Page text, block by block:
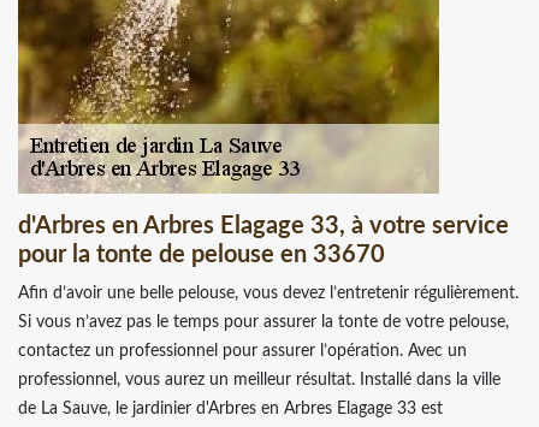
d'Arbres en Arbres Elagage 33, à votre service
pour la tonte de pelouse en 33670
Afin d’avoir une belle pelouse, vous devez l’entretenir régulièrement.
Si vous n’avez pas le temps pour assurer la tonte de votre pelouse,
contactez un professionnel pour assurer l’opération. Avec un
professionnel, vous aurez un meilleur résultat. Installé dans la ville
de La Sauve, le jardinier d'Arbres en Arbres Elagage 33 est